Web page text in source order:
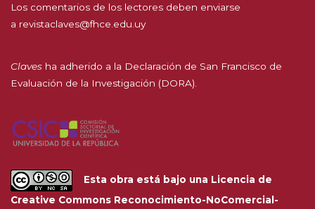
Los comentarios de los lectores deben enviarse
a revistaclaves@fhce.edu.uy
Claves ha adherido a la Declaración de San Francisco de
Evaluación de la Investigación (DORA).
Esta obra está bajo una Licencia de
Creative Commons Reconocimiento-NoComercial-